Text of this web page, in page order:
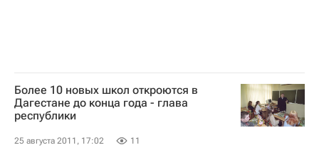
Более 10 новых школ откроются в
Дагестане до конца года - глава
республики
25 августа 2011, 17:02 11